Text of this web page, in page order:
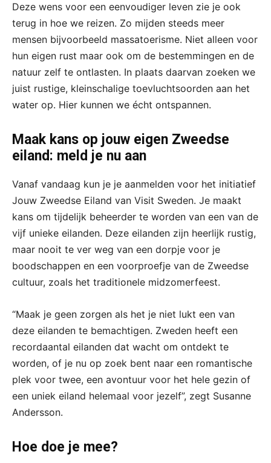
Deze wens voor een eenvoudiger leven zie je ook
terug in hoe we reizen. Zo mijden steeds meer
mensen bijvoorbeeld massatoerisme. Niet alleen voor
hun eigen rust maar ook om de bestemmingen en de
natuur zelf te ontlasten. In plaats daarvan zoeken we
juist rustige, kleinschalige toevluchtsoorden aan het
water op. Hier kunnen we écht ontspannen.
Maak kans op jouw eigen Zweedse
eiland: meld je nu aan
Vanaf vandaag kun je je aanmelden voor het initiatief
Jouw Zweedse Eiland van Visit Sweden. Je maakt
kans om tijdelijk beheerder te worden van een van de
vijf unieke eilanden. Deze eilanden zijn heerlijk rustig,
maar nooit te ver weg van een dorpje voor je
boodschappen en een voorproefje van de Zweedse
cultuur, zoals het traditionele midzomerfeest.
“Maak je geen zorgen als het je niet lukt een van
deze eilanden te bemachtigen. Zweden heeft een
recordaantal eilanden dat wacht om ontdekt te
worden, of je nu op zoek bent naar een romantische
plek voor twee, een avontuur voor het hele gezin of
een uniek eiland helemaal voor jezelf”, zegt Susanne
Andersson.
Hoe doe je mee?